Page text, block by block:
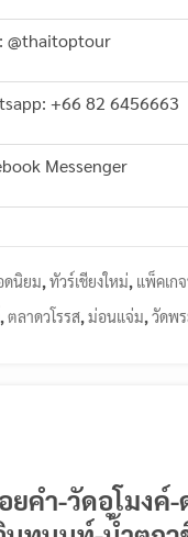
@thaitoptour
+66 82 6456663
Messenger
ดนิยม,ทัวร์เชียงใหม่, แพ็คเก
,ตลาดวโรรส,ม่อนแจ่ม,วัดพ
ยคำ-วัดอุโมงค์